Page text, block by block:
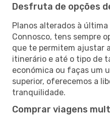
Desfruta de opções
Planos alterados à
Connosco, tens sempre
que te permitem ajustar
itinerário e até o tipo de
económica ou faças um
superior, oferecemos a
tranquilidade.
Comprar viagens